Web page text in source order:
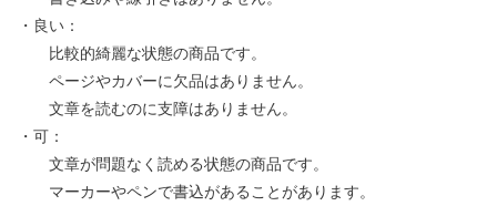
・良い：
比較的綺麗な状態の商品です。
ページやカバーに欠品はありません。
文章を読むのに支障はありません。
・可：
文章が問題なく読める状態の商品です。
マーカーやペンで書込があることがあります。